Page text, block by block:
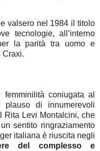
valsero nel 1984 il titolo
tecnologie, all’interno
la parità tra uomo e
Craxi.
coniugata al
di innumerevoli
Rita Levi Montalcini, che
sentito ringraziamento
italiana è riuscita negli
del complesso e